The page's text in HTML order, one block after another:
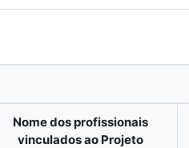
Nome dos profissionais
vinculados ao Projeto